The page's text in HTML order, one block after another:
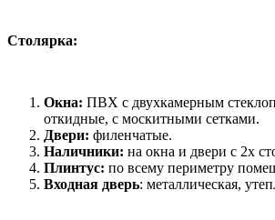
Столярка:
Окна: ПВХ с двухкамерным
откидные, с москитными сетками.
Двери: филенчатые.
Наличники: на окна и двери с 2х
Плинтус: по всему периметру
Входная дверь: металлическая,